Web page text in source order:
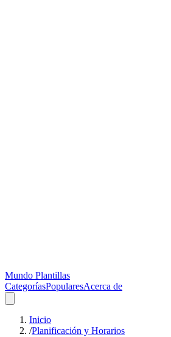
Mundo Plantillas
CategoríasPopularesAcerca de
Inicio
/Planificación y Horarios